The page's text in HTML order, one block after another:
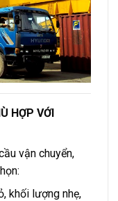
HỢP VỚI
vận chuyển,
khối lượng nhẹ,